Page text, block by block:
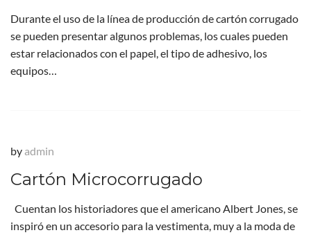
Durante el uso de la línea de producción de cartón corrugado
se pueden presentar algunos problemas, los cuales pueden
estar relacionados con el papel, el tipo de adhesivo, los
equipos…
by admin
Cartón Microcorrugado
Cuentan los historiadores que el americano Albert Jones, se
inspiró en un accesorio para la vestimenta, muy a la moda de